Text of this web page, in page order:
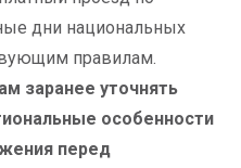
дни национальных
правилам.
заранее уточнять
особенности
перед